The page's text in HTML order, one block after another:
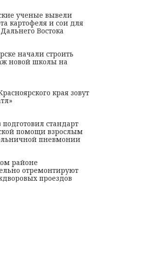
ученые вывели
картофеля и сои для
Востока
начали строить
новой школы на
края зовут
стандарт
помощи взрослым
пневмонии
районе
отремонтируют
проездов